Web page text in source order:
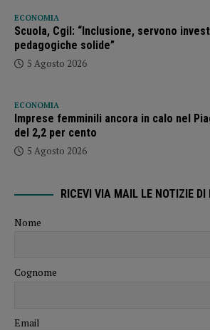
ECONOMIA
Scuola, Cgil: “Inclusione, servono
pedagogiche solide”
5 Agosto 2026
ECONOMIA
Imprese femminili ancora in calo nel
del 2,2 per cento
5 Agosto 2026
RICEVI VIA MAIL LE NOTIZIE DI
Nome
Cognome
Email